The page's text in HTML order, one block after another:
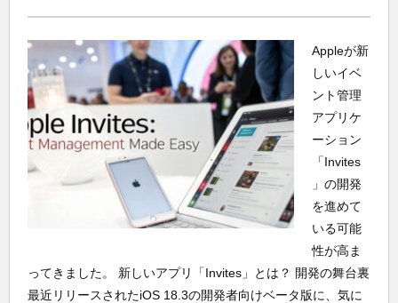
Appleが新
しいイベ
ント管理
アプリケ
ーション
「Invites
」の開発
を進めて
いる可能
性が高ま
ってきました。 新しいアプリ「Invites」とは？ 開発の舞台裏
最近リリースされたiOS 18.3の開発者向けベータ版に、気に